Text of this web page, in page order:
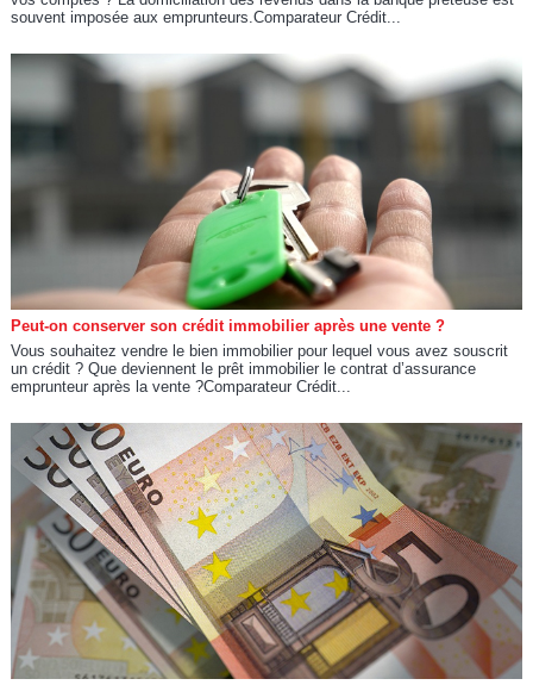
souvent imposée aux emprunteurs.Comparateur Crédit...
Peut-on conserver son crédit immobilier après une vente ?
Vous souhaitez vendre le bien immobilier pour lequel vous avez souscrit
un crédit ? Que deviennent le prêt immobilier le contrat d’assurance
emprunteur après la vente ?Comparateur Crédit...